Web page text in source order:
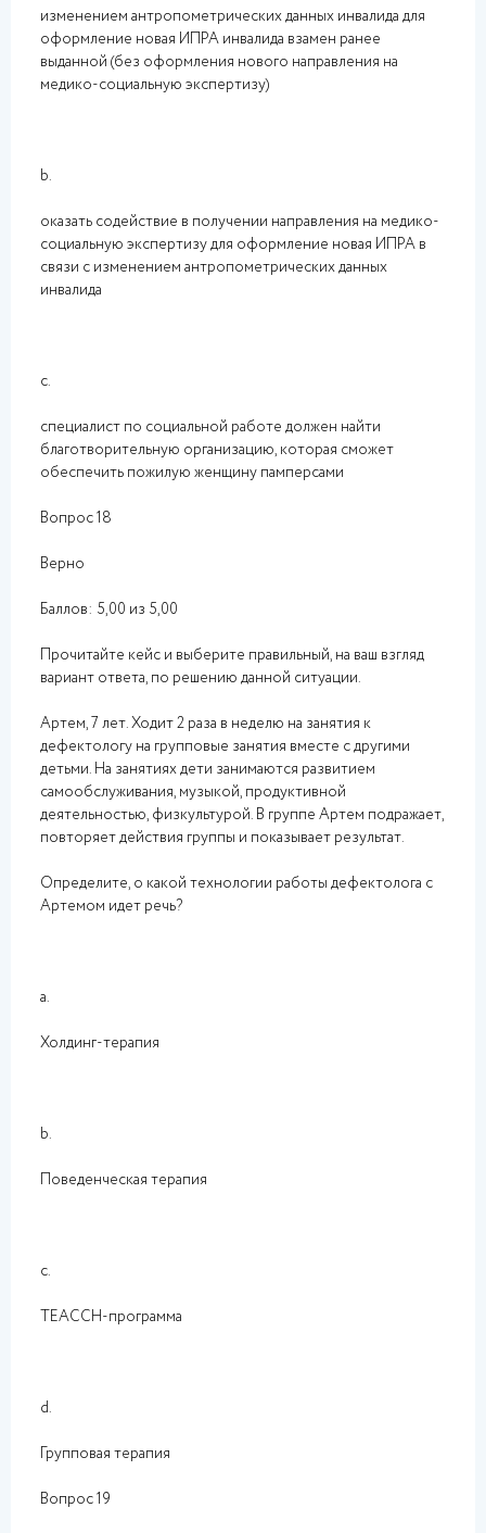
изменением антропометрических данных инвалида для
оформление новая ИПРА инвалида взамен ранее
выданной (без оформления нового направления на
медико-социальную экспертизу)
b.
оказать содействие в получении направления на медико-
социальную экспертизу для оформление новая ИПРА в
связи с изменением антропометрических данных
инвалида
c.
специалист по социальной работе должен найти
благотворительную организацию, которая сможет
обеспечить пожилую женщину памперсами
Вопрос 18
Верно
Баллов: 5,00 из 5,00
Прочитайте кейс и выберите правильный, на ваш взгляд
вариант ответа, по решению данной ситуации.
Артем, 7 лет. Ходит 2 раза в неделю на занятия к
дефектологу на групповые занятия вместе с другими
детьми. На занятиях дети занимаются развитием
самообслуживания, музыкой, продуктивной
деятельностью, физкультурой. В группе Артем подражает,
повторяет действия группы и показывает результат.
Определите, о какой технологии работы дефектолога с
Артемом идет речь?
a.
Холдинг-терапия
b.
Поведенческая терапия
c.
ТЕАССН-программа
d.
Групповая терапия
Вопрос 19